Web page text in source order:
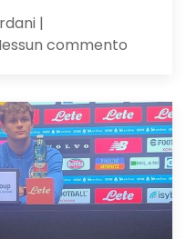
|
commento
il
Milan,
su
offre
Ricci